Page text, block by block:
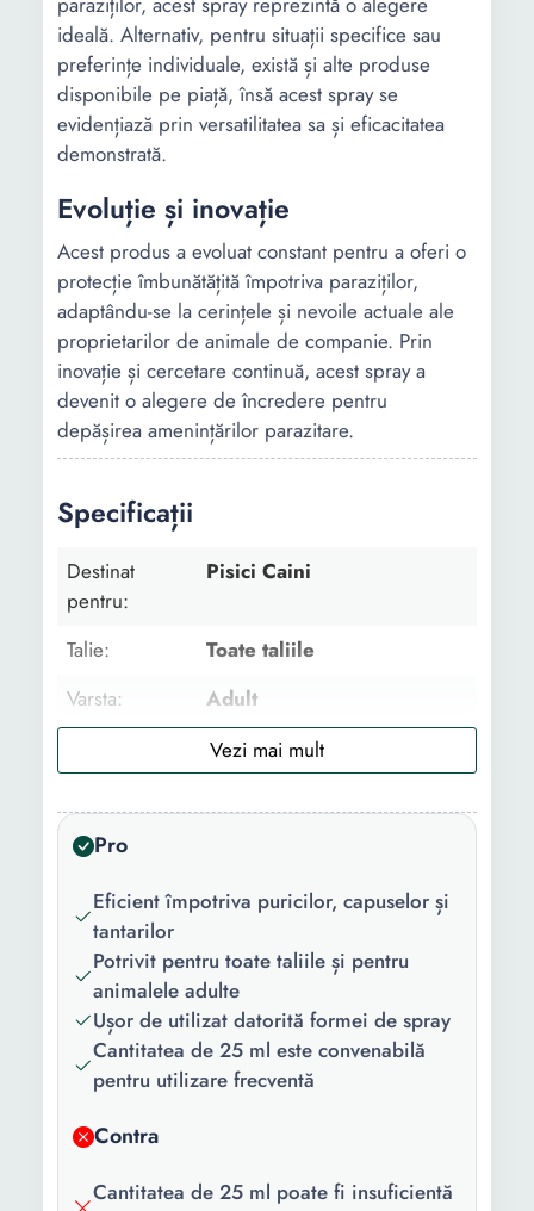
ideală. Alternativ, pentru situații specifice sau
preferințe individuale, există și alte produse
disponibile pe piață, însă acest spray se
evidențiază prin versatilitatea sa și eficacitatea
demonstrată.
Evoluție și inovație
Acest produs a evoluat constant pentru a oferi o
protecție îmbunătățită împotriva paraziților,
adaptându-se la cerințele și nevoile actuale ale
proprietarilor de animale de companie. Prin
inovație și cercetare continuă, acest spray a
devenit o alegere de încredere pentru
depășirea amenințărilor parazitare.
Specificații
Destinat
pentru:
Pisici Caini
Talie:
Toate taliile
Varsta:
Adult
Deparazitare externa
Numar
Cantitate:
Pro
Eficient împotriva puricilor, capuselor și
tantarilor
Potrivit pentru toate taliile și pentru
animalele adulte
Ușor de utilizat datorită formei de spray
Cantitatea de 25 ml este convenabilă
pentru utilizare frecventă
Contra
Cantitatea de 25 ml poate fi insuficientă